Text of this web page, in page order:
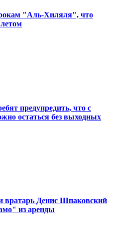
"Аль-Хиляля", что
предупредить, что с
остаться без выходных
Денис Шпаковский
из аренды